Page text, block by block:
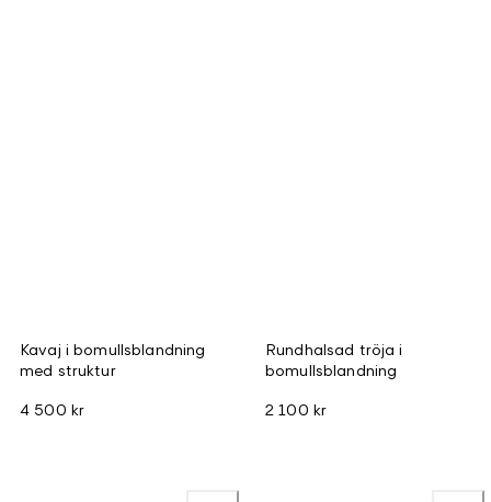
Kavaj i bomullsblandning
med struktur
4 500 kr
Rundhalsad tröja i
bomullsblandning
2 100 kr